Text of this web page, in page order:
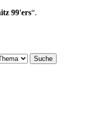
99'ers“.